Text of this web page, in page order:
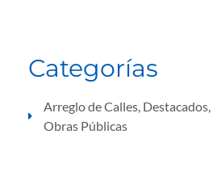
Categorías
Arreglo de Calles, Destacados,
Obras Públicas